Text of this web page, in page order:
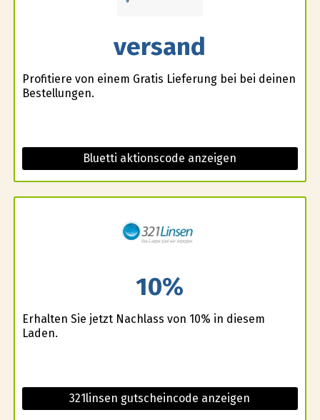
versand
Profitiere von einem Gratis Lieferung bei bei deinen
Bestellungen.
Bluetti aktionscode anzeigen
10%
Erhalten Sie jetzt Nachlass von 10% in diesem
Laden.
321linsen gutscheincode anzeigen